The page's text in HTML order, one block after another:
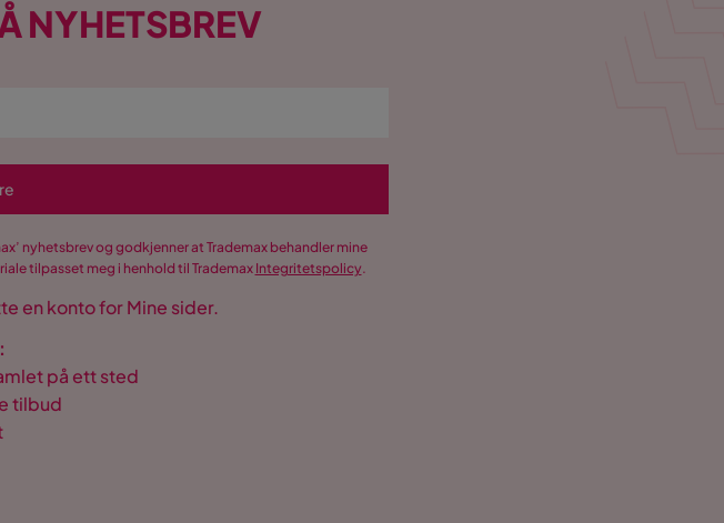
NYHETSBREV
nyhetsbrev og godkjenner at Trademax behandler mine
tilpasset meg i henhold til TrademaxIntegritetspolicy.
en konto for Mine sider.
på ett sted
tilbud